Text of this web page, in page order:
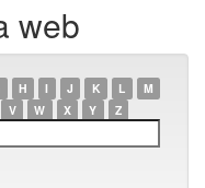
web
H I J K L
M
V W X Y Z